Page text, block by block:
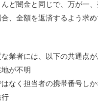
ど闇金と同じで、万が一
、全額を返済するよう求
業者には、以下の共通点が
が不明
なく担当者の携帯番号し